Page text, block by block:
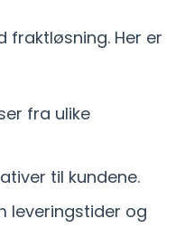
fraktløsning. Her er
fra ulike
til kundene.
leveringstider og